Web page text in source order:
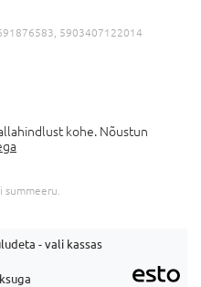
5903407122014
kohe. Nõustun
- vali kassas